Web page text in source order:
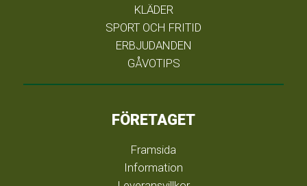
KLÄDER
SPORT OCH FRITID
ERBJUDANDEN
GÅVOTIPS
FÖRETAGET
Framsida
Information